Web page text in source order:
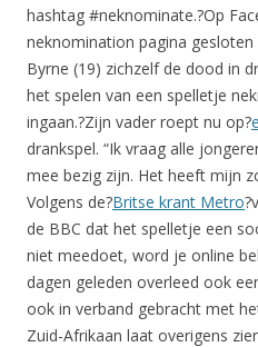
hashtag #neknominate.?Op
neknomination pagina
Byrne (19) zichzelf de dood in
het spelen van een spelletje
ingaan.?Zijn vader roept nu op?
drankspel. “Ik vraag alle
mee bezig zijn. Het heeft mijn
Volgens de?Britse krant Metro
de BBC dat het spelletje een
niet meedoet, word je online
dagen geleden overleed ook
ook in verband gebracht met
Zuid-Afrikaan laat overigens